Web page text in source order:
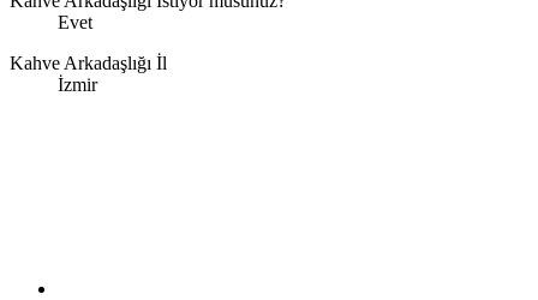
Evet
Kahve Arkadaşlığı İl
İzmir